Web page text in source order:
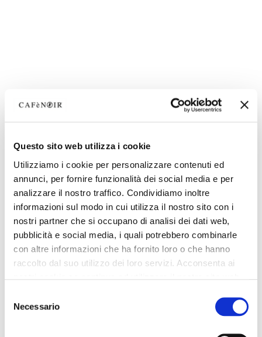
Questo sito web utilizza i cookie
Utilizziamo i cookie per personalizzare contenuti ed
annunci, per fornire funzionalità dei social media e per
analizzare il nostro traffico. Condividiamo inoltre
informazioni sul modo in cui utilizza il nostro sito con i
nostri partner che si occupano di analisi dei dati web,
pubblicità e social media, i quali potrebbero combinarle
con altre informazioni che ha fornito loro o che hanno
raccolto dal suo utilizzo dei loro servizi. Acconsenta ai
delNecessario